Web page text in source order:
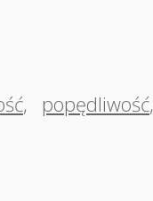
, popędliwość,